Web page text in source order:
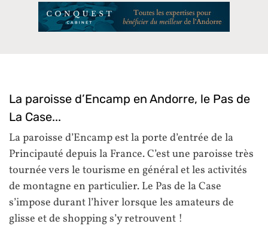
La paroisse d’Encamp en Andorre, le Pas de
La Case...
La paroisse d’Encamp est la porte d’entrée de la
Principauté depuis la France. C’est une paroisse très
tournée vers le tourisme en général et les activités
de montagne en particulier. Le Pas de la Case
s’impose durant l’hiver lorsque les amateurs de
glisse et de shopping s’y retrouvent !